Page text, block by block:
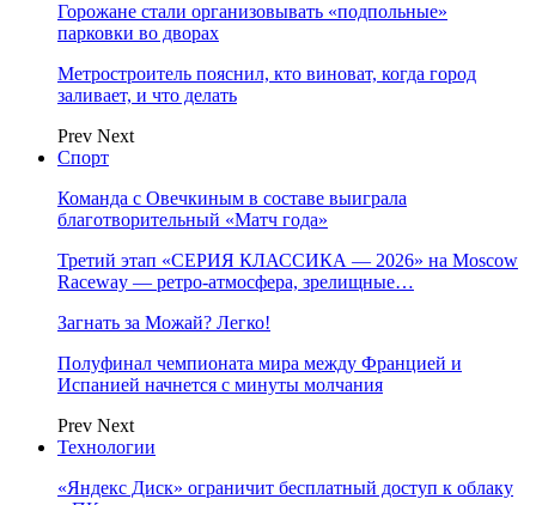
Горожане стали организовывать «подпольные»
парковки во дворах
Метростроитель пояснил, кто виноват, когда город
заливает, и что делать
Prev Next
Спорт
Команда с Овечкиным в составе выиграла
благотворительный «Матч года»
Третий этап «СЕРИЯ КЛАССИКА — 2026» на Moscow
Raceway — ретро‑атмосфера, зрелищные…
Загнать за Можай? Легко!
Полуфинал чемпионата мира между Францией и
Испанией начнется с минуты молчания
Prev Next
Технологии
«Яндекс Диск» ограничит бесплатный доступ к облаку